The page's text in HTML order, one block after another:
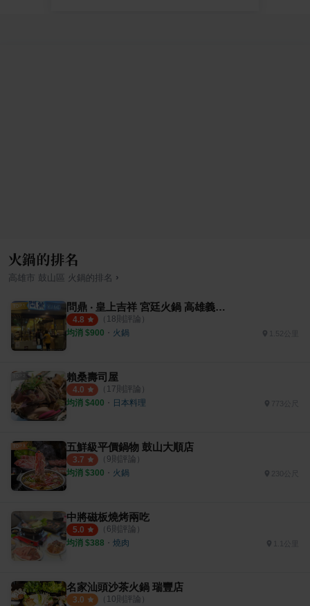
火鍋的排名
高雄市 鼓山區 火鍋 的排名 ›
問鼎 ‧ 皇上吉祥 宮廷火鍋 高雄義享店
4.8 （ 18則評論）
均消 $900 ・ 火鍋 1.52公里
賴桑壽司屋
4.0 （ 17則評論）
均消 $400 ・ 日本料理
五鮮級平價鍋物 鼓山大順店
3.7 （ 9則評論）
均消 $300 ・ 火鍋
中將磁板燒烤兩吃
5.0 （ 6則評論）
均消 $388 ・ 燒肉
名家汕頭沙茶火鍋 瑞豐店
3.0 （ 10則評論）